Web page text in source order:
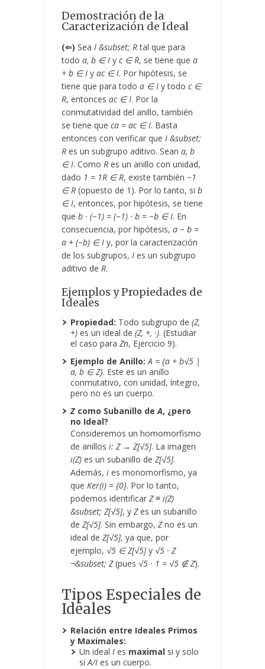
Demostración de la
Caracterización de Ideal
(⇐) Sea I &subset; Rtal que para
todo a, b ∈ I y c ∈ R, se tiene que a
+ b ∈ I y ac ∈ I. Por hipótesis, se
tiene que para todo a ∈ I y todo c ∈
R, entonces ac ∈ I. Por la
conmutatividad del anillo, también
se tiene que ca = ac ∈ I. Basta
entonces con verificar que I &subset;
R es un subgrupo aditivo. Sean a, b
∈ I. Como R es un anillo con unidad,
dado 1 = 1R ∈ R, existe también −1
∈ R (opuesto de 1). Por lo tanto, si b
∈ I, entonces, por hipótesis, se tiene
que b · (−1) = (−1) · b = −b ∈ I. En
consecuencia, por hipótesis, a − b =
a + (−b) ∈ I y, por la caracterización
de los subgrupos, I es un subgrupo
aditivo de R.
Ejemplos y Propiedades de
Ideales
Propiedad: Todo subgrupo de (Z,
+) es un ideal de (Z, +, ·). (Estudiar
el caso para Zn, Ejercicio 9).
Ejemplo de Anillo: A = {a + b√5 |
a, b ∈ Z}. Este es un anillo
conmutativo, con unidad, íntegro,
pero no es un cuerpo.
Z como Subanillo deA, ¿pero
no Ideal?
Consideremos un homomorfismo
de anillos i: Z → Z[√5]. La imagen
i(Z) es un subanillo de Z[√5].
Además, i es monomorfismo, ya
que Ker(i) = {0}. Por lo tanto,
podemos identificar Z ≡ i(Z)
&subset; Z[√5], y Zes un subanillo
de Z[√5]. Sin embargo, Zno es un
ideal de Z[√5], ya que, por
ejemplo, √5 ∈ Z[√5]y √5 · Z
¬&subset; Z(pues √5 · 1 = √5 ∉ Z).
Tipos Especiales de
Ideales
Relación entre Ideales Primos
y Maximales:
Un ideal I es maximal si y solo
siA/I es un cuerpo.